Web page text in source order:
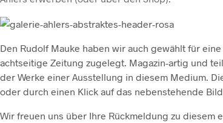
Den Rudolf Mauke haben wir auch gewählt für
achtseitige Zeitung zugelegt. Magazin-artig und
der Werke einer Ausstellung in diesem Medium.
oder durch einen Klick auf das nebenstehende
Wir freuen uns über Ihre Rückmeldung zu diesem